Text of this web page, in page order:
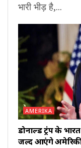
भारी भीड़ है,...
AMERIKA
डोनाल्ड ट्रंप के
जल्द आएंगे अमेरिकी